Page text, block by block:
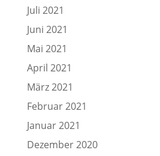
Juli 2021
Juni 2021
Mai 2021
April 2021
März 2021
Februar 2021
Januar 2021
Dezember 2020